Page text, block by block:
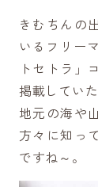
きむちんの
いるフリー
トセトラ」
掲載してい
地元の海や
方々に知っ
ですね～。